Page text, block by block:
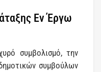
Εν Έργω
συμβολισμό, την
συμβούλων